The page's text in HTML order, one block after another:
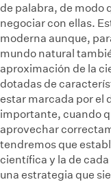
de palabra, de modo
negociar con ellas.
moderna aunque,
mundo natural
aproximación de la
dotadas de
estar marcada por el
importante, cuando
aprovechar
tendremos que
científica y la de
una estrategia que